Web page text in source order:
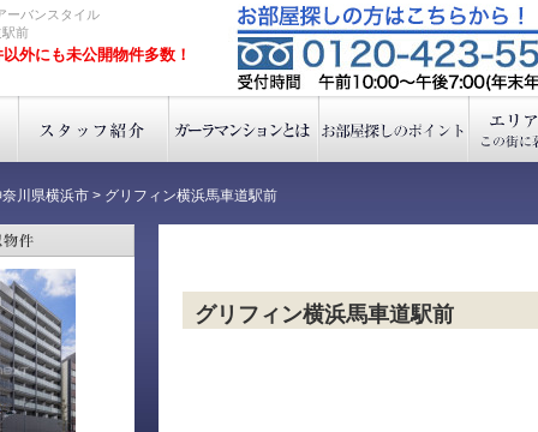
ーバンスタイル
駅前
外にも未公開物件多数！
川県横浜市 > グリフィン横浜馬車道駅前
グリフィン横浜馬車道駅前